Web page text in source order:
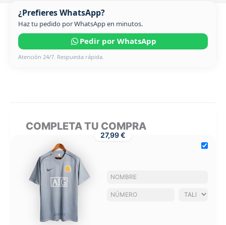
¿Prefieres WhatsApp?
Haz tu pedido por WhatsApp en minutos.
Pedir por WhatsApp
Atención 24/7. Respuesta rápida.
COMPLETA TU COMPRA
27,99 €